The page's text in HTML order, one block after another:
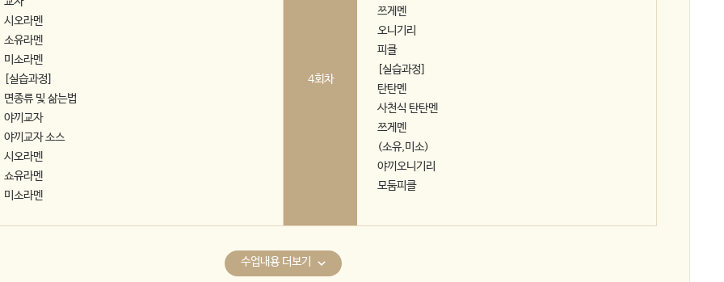
시오라멘
소유라멘
미소라멘
[실습과정]
면종류 및 삶는법
야끼교자
야끼교자 소스
시오라멘
쇼유라멘
미소라멘
4회차
쯔게멘
오니기리
피클
[실습과정]
탄탄멘
사천식 탄탄멘
쯔게멘
(소유,미소)
야끼오니기리
모둠피클
수업내용 더보기